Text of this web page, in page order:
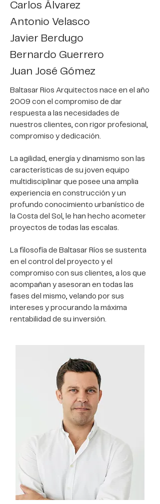
Carlos Álvarez
Antonio Velasco
Javier Berdugo
Bernardo Guerrero
Juan José Gómez
Baltasar Rios Arquitectos nace en el año
2009 con el compromiso de dar
respuesta a las necesidades de
nuestros clientes, con rigor profesional,
compromiso y dedicación.
La agilidad, energía y dinamismo son las
características de su joven equipo
multidisciplinar que posee una amplia
experiencia en construcción y un
profundo conocimiento urbanístico de
la Costa del Sol, le han hecho acometer
proyectos de todas las escalas.
La filosofía de Baltasar Ríos se sustenta
en el control del proyecto y el
compromiso con sus clientes, a los que
acompañan y asesoran en todas las
fases del mismo, velando por sus
intereses y procurando la máxima
rentabilidad de su inversión.